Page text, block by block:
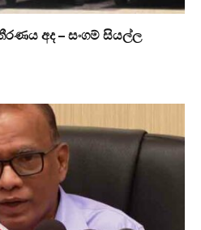
අද – සංගම් සියල්ල